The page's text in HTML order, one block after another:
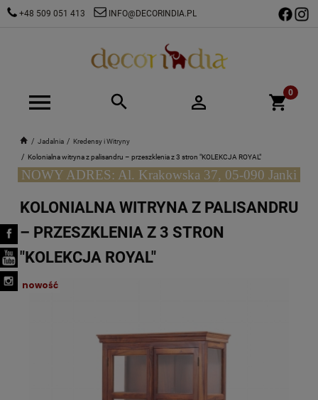
+48 509 051 413 INFO@DECORINDIA.PL
Jadalnia
Kredensy i Witryny
Kolonialna witryna z palisandru – przeszklenia z 3 stron "KOLEKCJA ROYAL"
NOWY ADRES: Al. Krakowska 37, 05-090 Janki
KOLONIALNA WITRYNA Z PALISANDRU
– PRZESZKLENIA Z 3 STRON
"KOLEKCJA ROYAL"
nowość